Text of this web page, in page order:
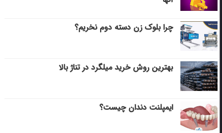
چرا بلوک زن دسته دوم نخریم؟
بهترین روش خرید میلگرد در تناژ بالا
ایمپلنت دندان چیست؟